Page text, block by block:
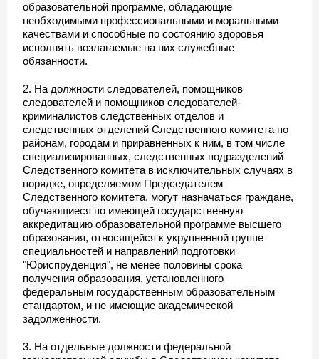
образовательной программе, обладающие
необходимыми профессиональными и моральными
качествами и способные по состоянию здоровья
исполнять возлагаемые на них служебные
обязанности.
2. На должности следователей, помощников
следователей и помощников следователей-
криминалистов следственных отделов и
следственных отделений Следственного комитета по
районам, городам и приравненных к ним, в том числе
специализированных, следственных подразделений
Следственного комитета в исключительных случаях в
порядке, определяемом Председателем
Следственного комитета, могут назначаться граждане,
обучающиеся по имеющей государственную
аккредитацию образовательной программе высшего
образования, относящейся к укрупненной группе
специальностей и направлений подготовки
"Юриспруденция", не менее половины срока
получения образования, установленного
федеральным государственным образовательным
стандартом, и не имеющие академической
задолженности.
3. На отдельные должности федеральной